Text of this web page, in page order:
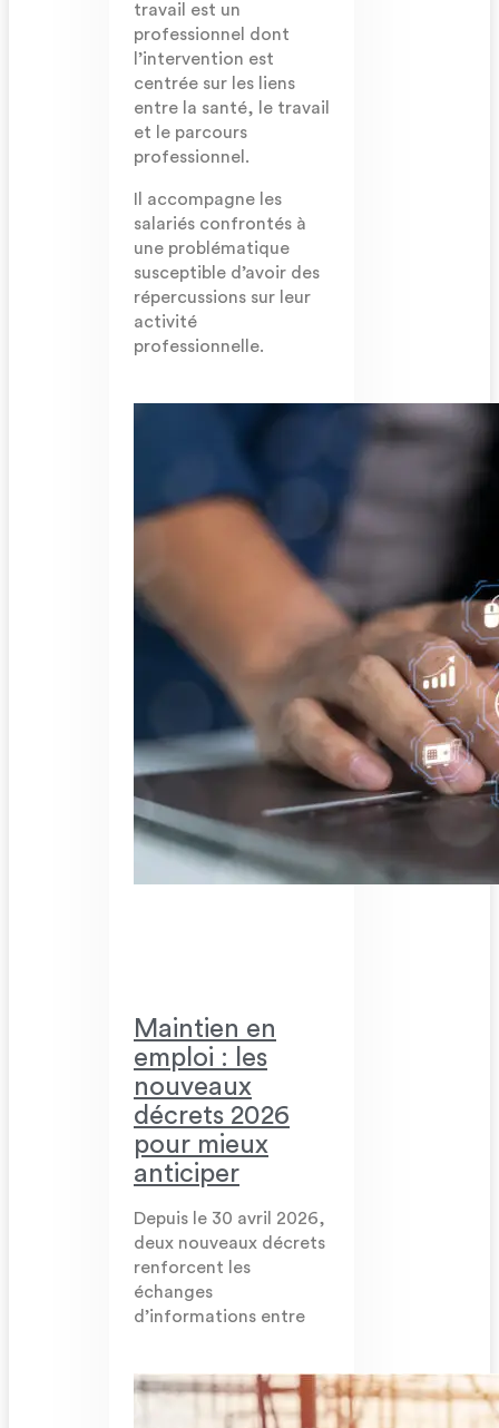
travail est un
professionnel dont
l’intervention est
centrée sur les liens
entre la santé, le travail
et le parcours
professionnel.
Il accompagne les
salariés confrontés à
une problématique
susceptible d’avoir des
répercussions sur leur
activité
professionnelle.
Maintien en
emploi : les
nouveaux
décrets 2026
pour mieux
anticiper
Depuis le 30 avril 2026,
deux nouveaux décrets
renforcent les
échanges
d’informations entre